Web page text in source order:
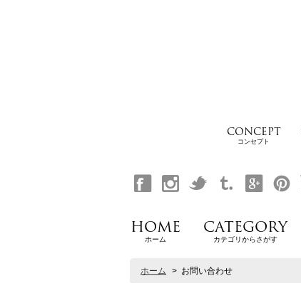
CONCEPT
コンセプト
HOME
ホーム
CATEGORY
カテゴリからさがす
ホーム > お問い合わせ